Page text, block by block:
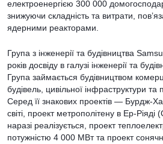
електроенергією 300 000
знижуючи складність та витрати,
ядерними реакторами.
Група з інженерії та будівництва
років досвіду в галузі інженерії та
Група займається будівництвом
будівель, цивільної інфраструктури та
Серед її знакових проектів — Бурдж-
світі, проект метрополітену в Ер-
наразі реалізується, проект
потужністю 4 000 МВт та проект